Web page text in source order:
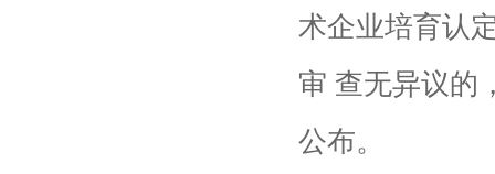
术企业培育认
审 查无异议的
公布。